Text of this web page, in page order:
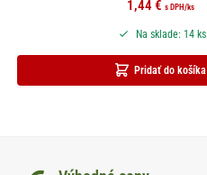
1,44€ s DPH/ks
Pridať do košíka
Na sklade: 14 ks